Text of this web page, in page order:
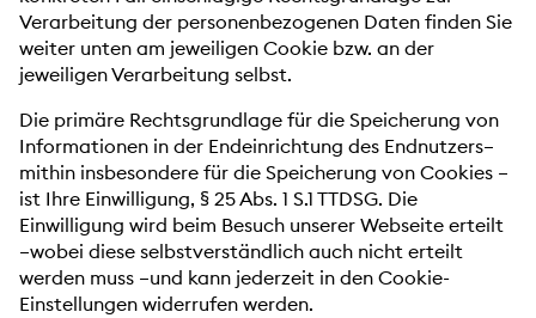
Verarbeitung der personenbezogenen Daten finden Sie
weiter unten am jeweiligen Cookie bzw. an der
jeweiligen Verarbeitung selbst.
Die primäre Rechtsgrundlage für die Speicherung von
Informationen in der Endeinrichtung des Endnutzers–
mithin insbesondere für die Speicherung von Cookies –
ist Ihre Einwilligung, § 25 Abs. 1 S.1 TTDSG. Die
Einwilligung wird beim Besuch unserer Webseite erteilt
–wobei diese selbstverständlich auch nicht erteilt
werden muss –und kann jederzeit in den Cookie-
Einstellungen widerrufen werden.